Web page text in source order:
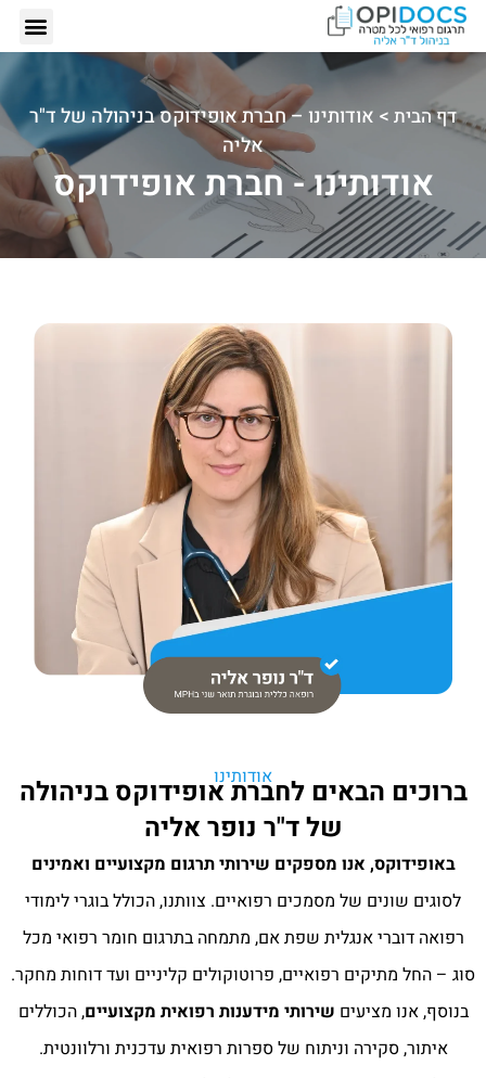
דף הבית > אודותינו – חברת אופידוקס בניהולה של ד"ר
אליה
אודותינו - חברת אופידוקס
אודותינו
ברוכים הבאים לחברת אופידוקס בניהולה
של ד"ר נופר אליה
באופידוקס, אנו מספקים שירותי תרגום מקצועיים ואמינים
לסוגים שונים של מסמכים רפואיים. צוותנו, הכולל בוגרי לימודי
רפואה דוברי אנגלית שפת אם, מתמחה בתרגום חומר רפואי מכל
סוג – החל מתיקים רפואיים, פרוטוקולים קליניים ועד דוחות מחקר.
בנוסף, אנו מציעים שירותי מידענות רפואית מקצועיים, הכוללים
איתור, סקירה וניתוח של ספרות רפואית עדכנית ורלוונטית.